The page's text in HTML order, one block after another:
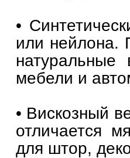
•
или нейлона.
мебели и
• Вискозный
отличается
для штор,